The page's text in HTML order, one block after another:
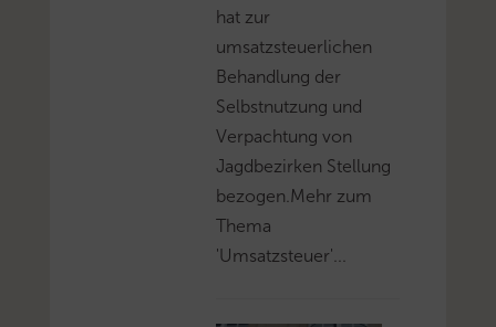
hat zur
umsatzsteuerlichen
Behandlung der
Selbstnutzung und
Verpachtung von
Jagdbezirken Stellung
bezogen.Mehr zum
Thema
'Umsatzsteuer'...